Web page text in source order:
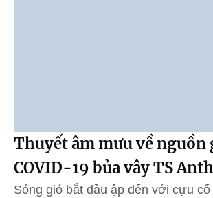
Thuyết âm mưu về nguồn
COVID-19 bủa vây TS
Sóng gió bắt đầu ập đến với cựu